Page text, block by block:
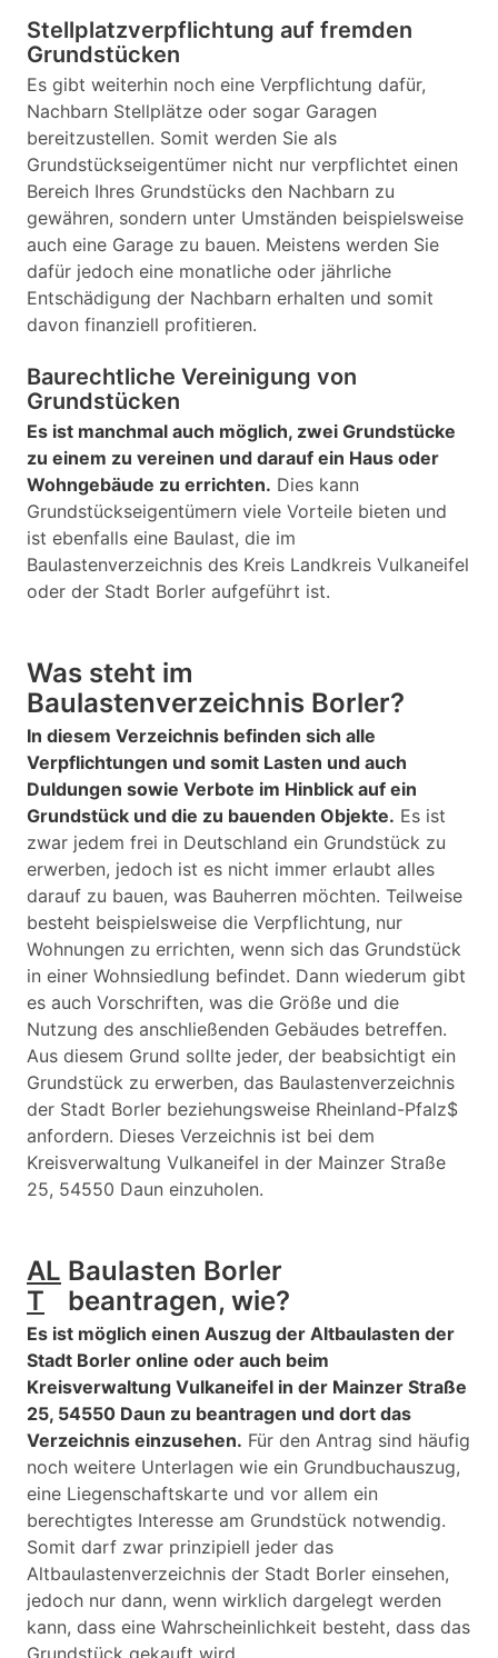
Stellplatzverpflichtung auf fremden
Grundstücken
Es gibt weiterhin noch eine Verpflichtung dafür,
Nachbarn Stellplätze oder sogar Garagen
bereitzustellen. Somit werden Sie als
Grundstückseigentümer nicht nur verpflichtet einen
Bereich Ihres Grundstücks den Nachbarn zu
gewähren, sondern unter Umständen beispielsweise
auch eine Garage zu bauen. Meistens werden Sie
dafür jedoch eine monatliche oder jährliche
Entschädigung der Nachbarn erhalten und somit
davon finanziell profitieren.
Baurechtliche Vereinigung von
Grundstücken
Es ist manchmal auch möglich, zwei Grundstücke
zu einem zu vereinen und darauf ein Haus oder
Wohngebäude zu errichten. Dies kann
Grundstückseigentümern viele Vorteile bieten und
ist ebenfalls eine Baulast, die im
Baulastenverzeichnis des Kreis Landkreis Vulkaneifel
oder der Stadt Borler aufgeführt ist.
Was steht im
Baulastenverzeichnis Borler?
In diesem Verzeichnis befinden sich alle
Verpflichtungen und somit Lasten und auch
Duldungen sowie Verbote im Hinblick auf ein
Grundstück und die zu bauenden Objekte. Es ist
zwar jedem frei in Deutschland ein Grundstück zu
erwerben, jedoch ist es nicht immer erlaubt alles
darauf zu bauen, was Bauherren möchten. Teilweise
besteht beispielsweise die Verpflichtung, nur
Wohnungen zu errichten, wenn sich das Grundstück
in einer Wohnsiedlung befindet. Dann wiederum gibt
es auch Vorschriften, was die Größe und die
Nutzung des anschließenden Gebäudes betreffen.
Aus diesem Grund sollte jeder, der beabsichtigt ein
Grundstück zu erwerben, das Baulastenverzeichnis
der Stadt Borler beziehungsweise Rheinland-Pfalz$
anfordern. Dieses Verzeichnis ist bei dem
Kreisverwaltung Vulkaneifel in der Mainzer Straße
25, 54550 Daun einzuholen.
AL
T
Baulasten Borler
beantragen, wie?
Es ist möglich einen Auszug der Altbaulasten der
Stadt Borler online oder auch beim
Kreisverwaltung Vulkaneifel in der Mainzer Straße
25, 54550 Daun zu beantragen und dort das
Verzeichnis einzusehen. Für den Antrag sind häufig
noch weitere Unterlagen wie ein Grundbuchauszug,
eine Liegenschaftskarte und vor allem ein
berechtigtes Interesse am Grundstück notwendig.
Somit darf zwar prinzipiell jeder das
Altbaulastenverzeichnis der Stadt Borler einsehen,
jedoch nur dann, wenn wirklich dargelegt werden
kann, dass eine Wahrscheinlichkeit besteht, dass das
Grundstück gekauft wird.